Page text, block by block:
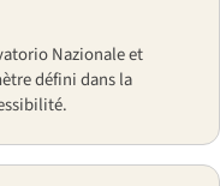
Nazionale et
défini dans la